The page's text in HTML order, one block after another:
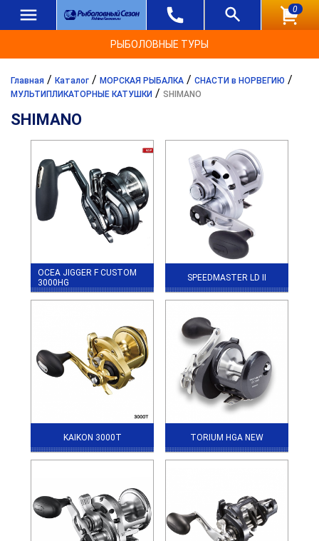
0
РЫБОЛОВНЫЕ ТУРЫ
Главная / Каталог / МОРСКАЯ РЫБАЛКА / СНАСТИ в НОРВЕГИЮ /
МУЛЬТИПЛИКАТОРНЫЕ КАТУШКИ / SHIMANO
SHIMANO
OCEA JIGGER F CUSTOM
3000HG
SPEEDMASTER LD II
KAIKON 3000T TORIUM HGA NEW